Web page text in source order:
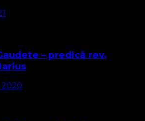
– predică rev.
2020